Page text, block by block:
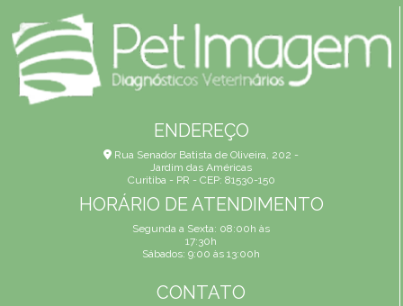
ENDEREÇO
Rua Senador Batista de Oliveira, 202 -
Jardim das Américas
Curitiba - PR - CEP: 81530-150
HORÁRIO DE ATENDIMENTO
Segunda a Sexta: 08:00h às
17:30h
Sábados: 9:00 às 13:00h
CONTATO